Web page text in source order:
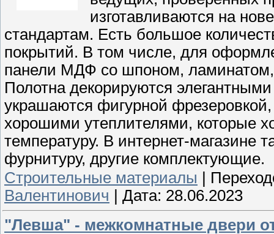
изготавливаются на
стандартам. Есть большое
покрытий. В том числе, для
панели МДФ со шпоном,
Полотна декорируются
украшаются фигурной
хорошими утеплителями, которые
температуру. В интернет-магазине
фурнитуру, другие комплектующие.
Строительные материалы
Валентинович
Дата: 28.06.2023
"Левша" - межкомнатные двери